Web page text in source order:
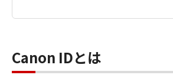
Canon IDとは